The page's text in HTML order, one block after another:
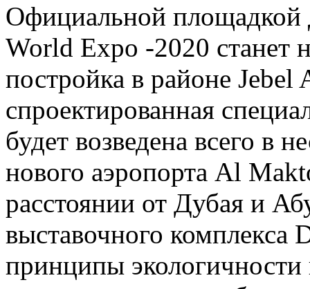
Официальной площадкой
World Expo -2020 станет
постройка в районе
спроектированная
будет возведена всего в
нового аэропорта Al
расстоянии от Дубая и
выставочного
принципы экологичности